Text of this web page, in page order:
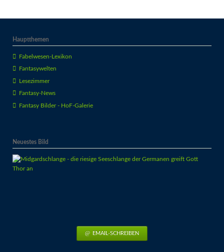
Hauptthemen
Fabelwesen-Lexikon
Fantasywelten
Lesezimmer
Fantasy-News
Fantasy Bilder - HoF-Galerie
Neuestes Bild
EMAIL-SCHREIBEN